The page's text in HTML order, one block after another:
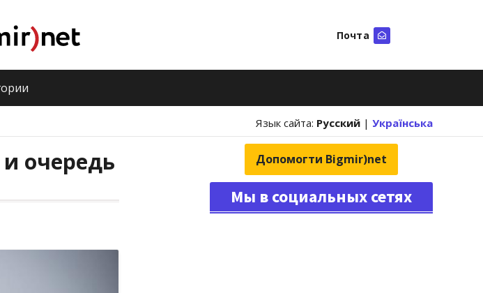
Почта
Язык сайта: Русский | Українська
очередь Допомогти Bigmir)net
Мы в социальных сетях